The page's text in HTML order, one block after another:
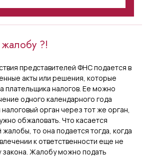
?!
представителей ФНС подается в
акты или решения, которые
плательщика налогов. Ее можно
одного календарного года
орган через тот же орган,
обжаловать. Что касается
то она подается тогда, когда
к ответственности еще не
закона. Жалобу можно подать